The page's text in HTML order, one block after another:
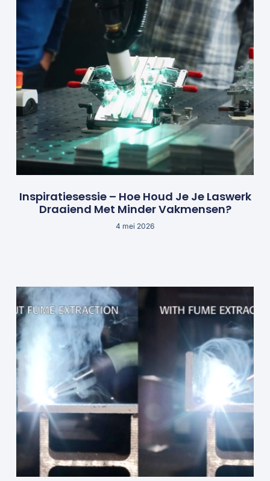
Inspiratiesessie – Hoe Houd Je Je Laswerk
Draaiend Met Minder Vakmensen?
4 mei 2026